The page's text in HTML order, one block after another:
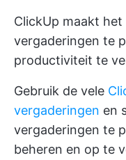
ClickUp maakt
vergaderingen te
productiviteit te
Gebruik de vele
vergaderingen en
vergaderingen te
beheren en op te